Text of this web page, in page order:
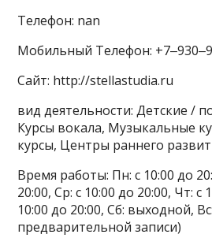
Телефон: nan
Мобильный Телефон:
Сайт: http://stellastudia.ru
вид деятельности: Детские /
Курсы вокала, Музыкальные
курсы, Центры раннего
Время работы: Пн: с 10:00 до
20:00, Ср: с 10:00 до 20:00, Чт: с
10:00 до 20:00, Сб: выходной,
предварительной записи)